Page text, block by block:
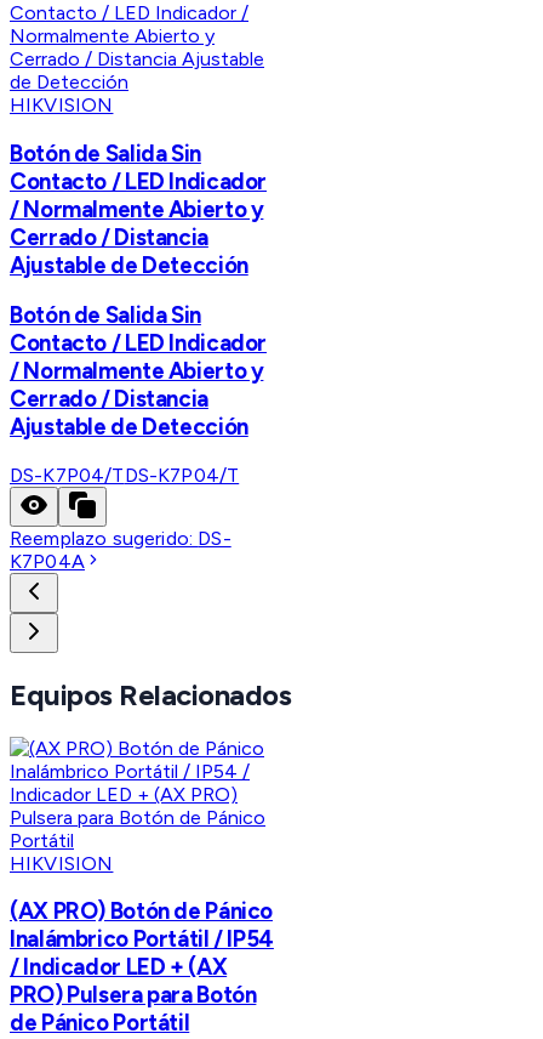
HIKVISION
Botón de Salida Sin
Contacto / LED Indicador
/ Normalmente Abierto y
Cerrado / Distancia
Ajustable de Detección
Botón de Salida Sin
Contacto / LED Indicador
/ Normalmente Abierto y
Cerrado / Distancia
Ajustable de Detección
DS-K7P04/TDS-K7P04/T
Reemplazo sugerido: DS-
K7P04A
Equipos Relacionados
HIKVISION
(AX PRO) Botón de Pánico
Inalámbrico Portátil / IP54
/ Indicador LED + (AX
PRO) Pulsera para Botón
de Pánico Portátil